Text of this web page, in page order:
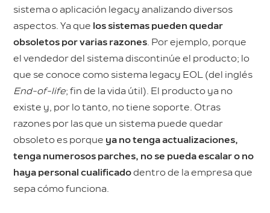
sistema o aplicación legacy analizando diversos
aspectos. Ya que los sistemas pueden quedar
obsoletos por varias razones. Por ejemplo, porque
el vendedor del sistema discontinúe el producto; lo
que se conoce como sistema legacy EOL (del inglés
End-of-life; fin de la vida útil). El producto ya no
existe y, por lo tanto, no tiene soporte. Otras
razones por las que un sistema puede quedar
obsoleto es porque ya no tenga actualizaciones,
tenga numerosos parches, no se pueda escalar o no
haya personal cualificadodentro de la empresa que
sepa cómo funciona.